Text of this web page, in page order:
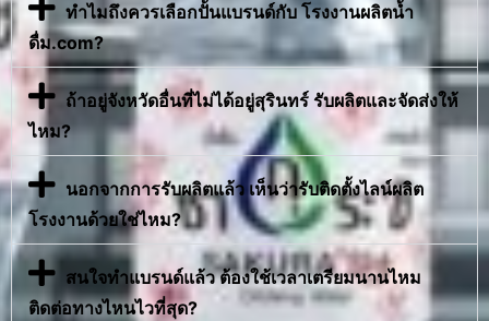
ทำไมถึงควรเลือกปั้นแบรนด์กับ โรงงานผลิตน้ำ
ดื่ม.com?
ถ้าอยู่จังหวัดอื่นที่ไม่ได้อยู่สุรินทร์ รับผลิตและจัดส่งให้
ไหม?
นอกจากการรับผลิตแล้ว เห็นว่ารับติดตั้งไลน์ผลิต
โรงงานด้วยใช่ไหม?
สนใจทำแบรนด์แล้ว ต้องใช้เวลาเตรียมนานไหม
ติดต่อทางไหนไวที่สุด?